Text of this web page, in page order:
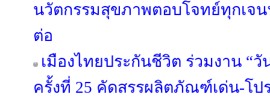
นวัตกรรมสุขภาพตอบโจทย์ทุกเจ
ต่อ
เมืองไทยประกันชีวิต ร่วมงาน “
ครั้งที่ 25 คัดสรรผลิตภัณฑ์เด่น-โ